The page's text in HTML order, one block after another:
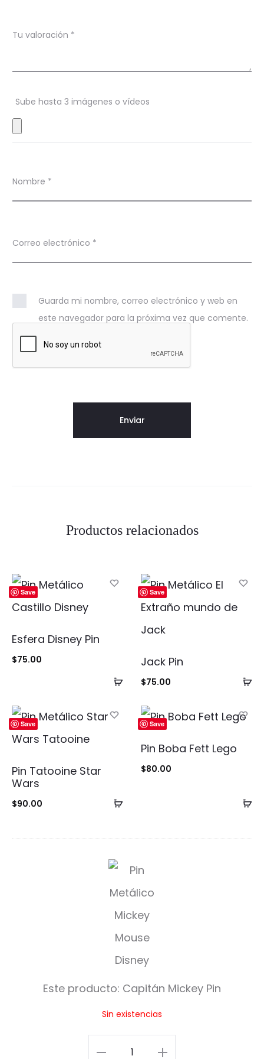
i
o
e
s
Tu valoración *
Sube hasta 3 imágenes o vídeos
Nombre *
Correo electrónico *
Guarda mi nombre, correo electrónico y web en
este navegador para la próxima vez que comente.
Productos relacionados
Save
Añadir
carrito
Esfera Disney Pin
$75.00
Save
Jack Pin
$75.00
Save
Añadir
carrito
Pin Tatooine Star
Wars
$90.00
Save
Pin Boba Fett Lego
$80.00
C
a
p
i
t
M
Este producto: Capitán Mickey Pin
Sin existencias
Capitán